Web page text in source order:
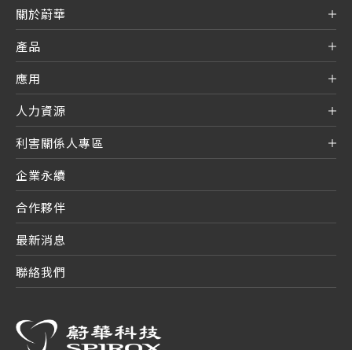
關於蔚華
產品
應用
人力資源
利害關係人專區
企業永續
合作夥伴
最新消息
聯絡我們